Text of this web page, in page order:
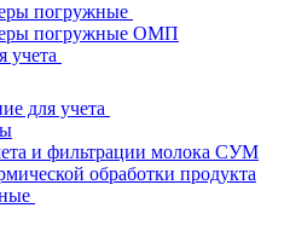
погружные
погружные ОМП
учета
для учета
и фильтрации молока СУМ
обработки продукта